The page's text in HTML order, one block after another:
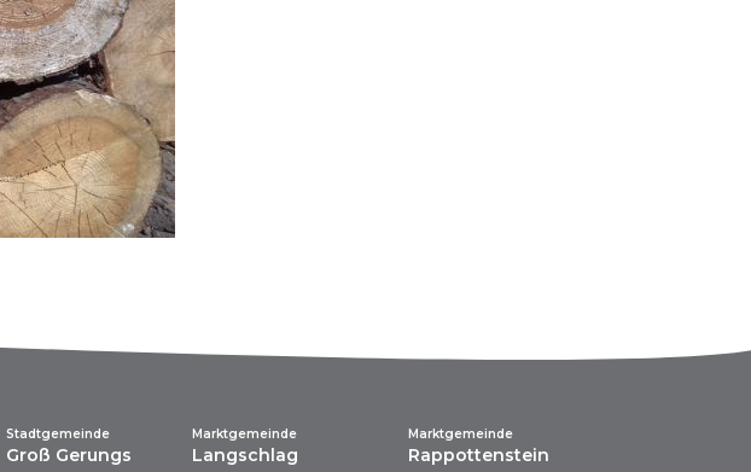
Stadtgemeinde
Groß Gerungs
Marktgemeinde
Langschlag
Marktgemeinde
Rappottenstein